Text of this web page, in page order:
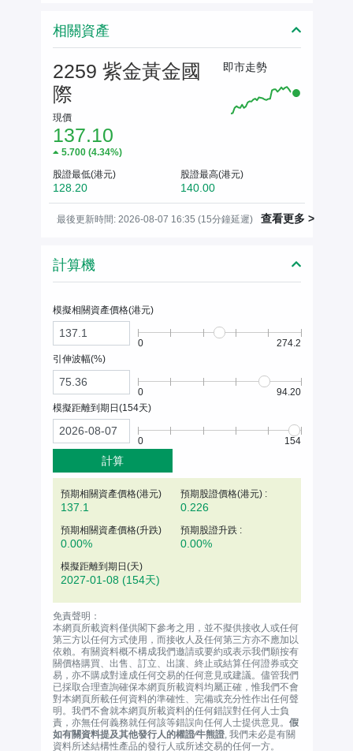
相關資產
2259 紫金黃金國
際
現價
137.10
5.700(4.34%)
即市走勢
股證最低(港元)
128.20
股證最高(港元)
140.00
最後更新時間: 2026-08-07 16:35 (15分鐘延遲) 查看更多 >
計算機
模擬相關資產價格(港元)
0
274.2
引伸波幅(%)
0
94.20
模擬距離到期日(154天)
0 154
計算
預期相關資產價格(港元)
137.1
預期股證價格(港元) :
0.226
預期相關資產價格(升跌)
0.00%
預期股證升跌 :
0.00%
模擬距離到期日(天)
2027-01-08 (154天)
免責聲明：
本網頁所載資料僅供閣下參考之用，並不擬供接收人或任何
第三方以任何方式使用，而接收人及任何第三方亦不應加以
依賴。有關資料概不構成我們邀請或要約或表示我們願按有
關價格購買、出售、訂立、出讓、終止或結算任何證券或交
易，亦不購成對達成任何交易的任何意見或建議。儘管我們
已採取合理查詢確保本網頁所載資料均屬正確，惟我們不會
對本網頁所載任何資料的準確性、完備或充分性作出任何聲
明。我們不會就本網頁所載資料的任何錯誤對任何人士負
責，亦無任何義務就任何該等錯誤向任何人士提供意見。 假
如有關資料提及其他發行人的權證∕牛熊證, 我們未必是有關
資料所述結構性產品的發行人或所述交易的任何一方。